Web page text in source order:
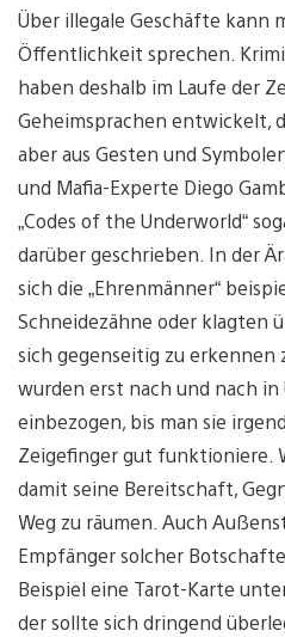
Über illegale Geschäfte kann
Öffentlichkeit sprechen.
haben deshalb im Laufe der
Geheimsprachen entwickelt,
aber aus Gesten und
und Mafia-Experte Diego
„Codes of the Underworld“
darüber geschrieben. In der
sich die „Ehrenmänner“
Schneidezähne oder klagten
sich gegenseitig zu erkennen
wurden erst nach und nach
einbezogen, bis man sie
Zeigefinger gut funktioniere.
damit seine Bereitschaft,
Weg zu räumen. Auch
Empfänger solcher
Beispiel eine Tarot-Karte
der sollte sich dringend